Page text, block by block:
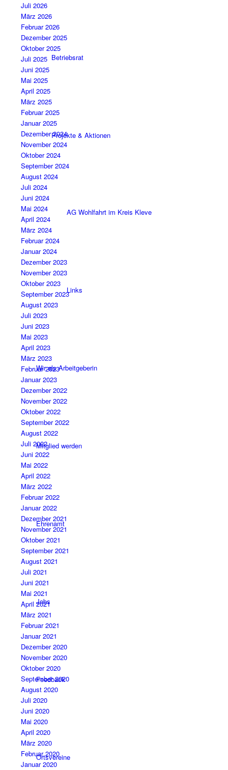
Betriebsrat
Projekte & Aktionen
AG Wohlfahrt im Kreis Kleve
Links
Wir als Arbeitgeberin
Mitglied werden
Ehrenamt
Jobs
Feedback
Ortsvereine
Juli 2026
März 2026
Februar 2026
Dezember 2025
Oktober 2025
Juli 2025
Juni 2025
Mai 2025
April 2025
März 2025
Februar 2025
Januar 2025
Dezember 2024
November 2024
Oktober 2024
September 2024
August 2024
Juli 2024
Juni 2024
Mai 2024
April 2024
März 2024
Februar 2024
Januar 2024
Dezember 2023
November 2023
Oktober 2023
September 2023
August 2023
Juli 2023
Juni 2023
Mai 2023
April 2023
März 2023
Februar 2023
Januar 2023
Dezember 2022
November 2022
Oktober 2022
September 2022
August 2022
Juli 2022
Juni 2022
Mai 2022
April 2022
März 2022
Februar 2022
Januar 2022
Dezember 2021
November 2021
Oktober 2021
September 2021
August 2021
Juli 2021
Juni 2021
Mai 2021
April 2021
März 2021
Februar 2021
Januar 2021
Dezember 2020
November 2020
Oktober 2020
September 2020
August 2020
Juli 2020
Juni 2020
Mai 2020
April 2020
März 2020
Februar 2020
Januar 2020